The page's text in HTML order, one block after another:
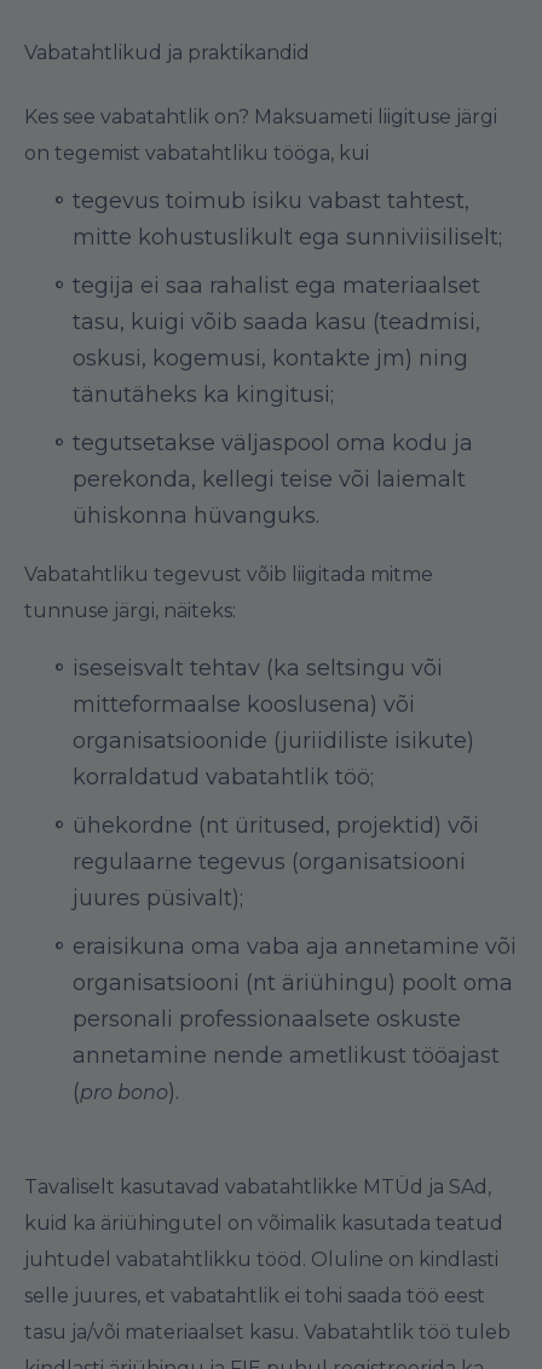
Vabatahtlikud ja praktikandid
Kes see vabatahtlik on? Maksuameti liigituse järgi
on tegemist vabatahtliku tööga, kui
tegevus toimub isiku vabast tahtest,
mitte kohustuslikult ega sunniviisiliselt;
tegija ei saa rahalist ega materiaalset
tasu, kuigi võib saada kasu (teadmisi,
oskusi, kogemusi, kontakte jm) ning
tänutäheks ka kingitusi;
tegutsetakse väljaspool oma kodu ja
perekonda, kellegi teise või laiemalt
ühiskonna hüvanguks.
Vabatahtliku tegevust võib liigitada mitme
tunnuse järgi, näiteks:
iseseisvalt tehtav (ka seltsingu või
mitteformaalse kooslusena) või
organisatsioonide (juriidiliste isikute)
korraldatud vabatahtlik töö;
ühekordne (nt üritused, projektid) või
regulaarne tegevus (organisatsiooni
juures püsivalt);
eraisikuna oma vaba aja annetamine või
organisatsiooni (nt äriühingu) poolt oma
personali professionaalsete oskuste
annetamine nende ametlikust tööajast
(pro bono).
Tavaliselt kasutavad vabatahtlikke MTÜd ja SAd,
kuid ka äriühingutel on võimalik kasutada teatud
juhtudel vabatahtlikku tööd. Oluline on kindlasti
selle juures, et vabatahtlik ei tohi saada töö eest
tasu ja/või materiaalset kasu. Vabatahtlik töö tuleb